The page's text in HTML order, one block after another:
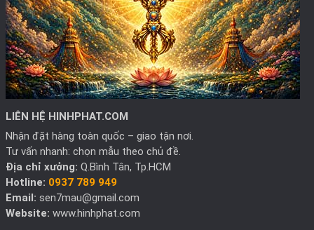
LIÊN HỆ HINHPHAT.COM
Nhận đặt hàng toàn quốc – giao tận nơi.
Tư vấn nhanh: chọn mẫu theo chủ đề.
Địa chỉ xưởng: Q.Bình Tân, Tp.HCM
Hotline: 0937 789 949
Email: sen7mau@gmail.com
Website: www.hinhphat.com